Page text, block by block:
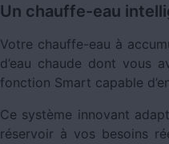
Un chauffe-eau
Votre chauffe-eau à
d’eau chaude dont vous
fonction Smart capable
Ce système innovant
réservoir à vos besoins